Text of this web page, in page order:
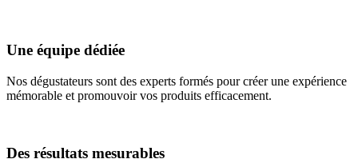
Une équipe dédiée
Nos dégustateurs sont des experts formés pour créer une expérience
mémorable et promouvoir vos produits efficacement.
Des résultats mesurables